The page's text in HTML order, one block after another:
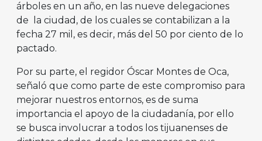
árboles en un año, en las nueve delegaciones
de la ciudad, de los cuales se contabilizan a la
fecha 27 mil, es decir, más del 50 por ciento de lo
pactado.
Por su parte, el regidor Óscar Montes de Oca,
señaló que como parte de este compromiso para
mejorar nuestros entornos, es de suma
importancia el apoyo de la ciudadanía, por ello
se busca involucrar a todos los tijuanenses de